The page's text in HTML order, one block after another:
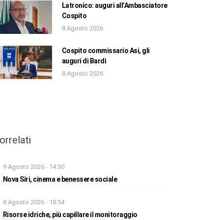
Latronico: auguri all’Ambasciatore
Cospito
8 Agosto 2026
Cospito commissario Asi, gli
auguri di Bardi
8 Agosto 2026
9 Agosto 2026 - 14:30
Nova Siri, cinema e benessere sociale
8 Agosto 2026 - 18:54
Risorse idriche, più capillare il monitoraggio